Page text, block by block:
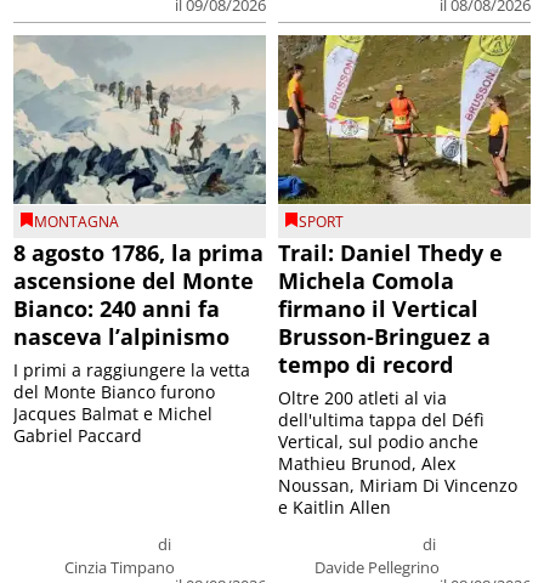
il 09/08/2026
il 08/08/2026
MONTAGNA
8 agosto 1786, la prima
ascensione del Monte
Bianco: 240 anni fa
nasceva l’alpinismo
di
Cinzia Timpano
I primi a raggiungere la vetta
del Monte Bianco furono
Jacques Balmat e Michel
Gabriel Paccard
SPORT
Trail: Daniel Thedy e
Michela Comola
firmano il Vertical
Brusson-Bringuez a
tempo di record
di
Davide Pellegrino
Oltre 200 atleti al via
dell'ultima tappa del Défì
Vertical, sul podio anche
Mathieu Brunod, Alex
Noussan, Miriam Di Vincenzo
e Kaitlin Allen